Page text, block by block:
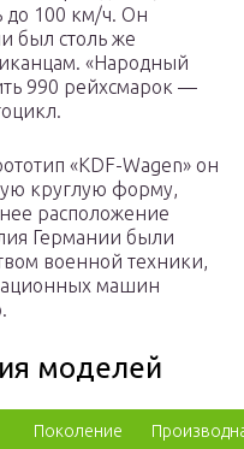
до 100 км/ч. Он
был столь же
«Народный
990 рейхсмарок —
«KDF-Wagen» он
круглую форму,
расположение
Германии были
военной техники,
машин
моделей
Поколение